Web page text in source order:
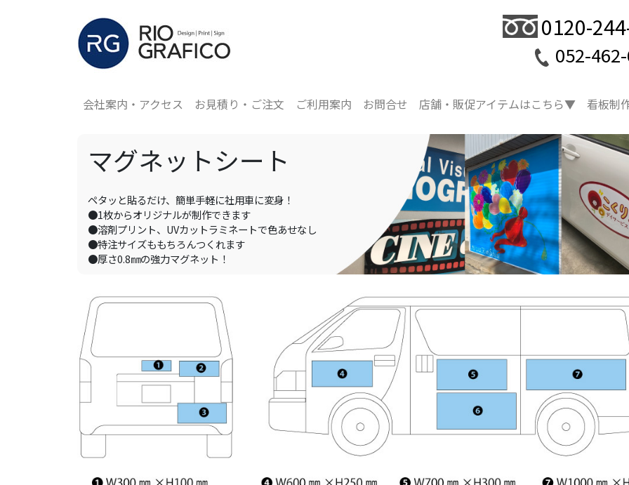
0120-
052-
会社案内・アクセス お見積り・ご注文 ご利用案内 お問合せ 店舗・販促アイテムはこちら▼ 看板制
マグネットシート
ペタッと貼るだけ、簡単手軽に社用車に変身！
●1枚からオリジナルが制作できます
●溶剤プリント、UVカットラミネートで色あせなし
●特注サイズももちろんつくれます
●厚さ0.8㎜の強力マグネット！